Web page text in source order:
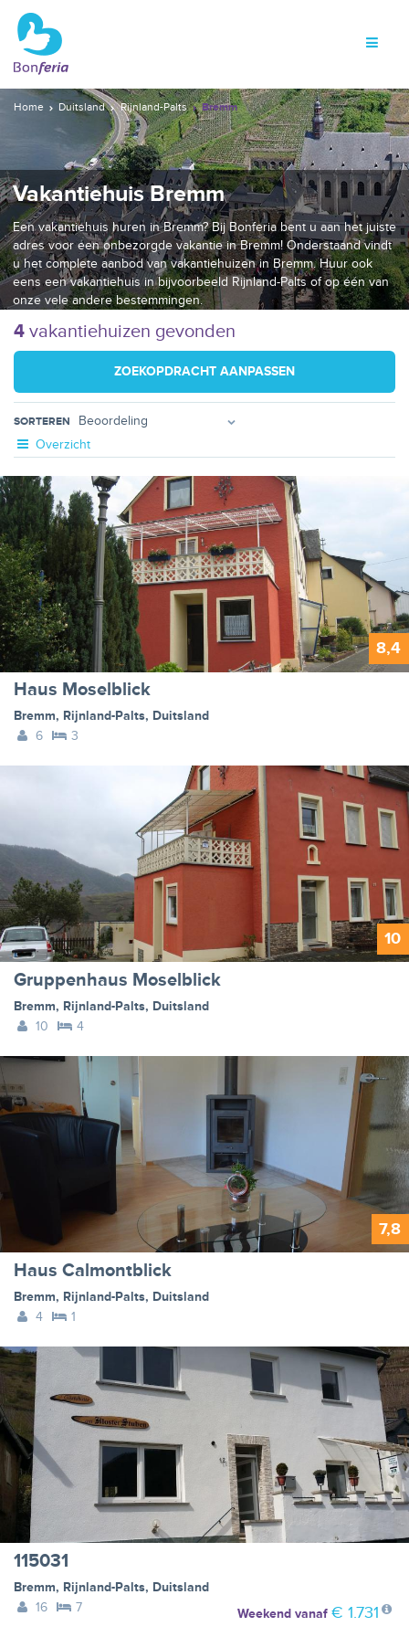
Home Duitsland Rijnland-Palts Bremm
Vakantiehuis Bremm
Een vakantiehuis huren in Bremm? Bij Bonferia bent u aan het juiste
adres voor een onbezorgde vakantie in Bremm! Onderstaand vindt
u het complete aanbod van vakantiehuizen in Bremm. Huur ook
eens een vakantiehuis in bijvoorbeeld Rijnland-Palts of op één van
onze vele andere bestemmingen.
4 vakantiehuizen gevonden
ZOEKOPDRACHT AANPASSEN
SORTEREN
Overzicht
8,4
Haus Moselblick
Bremm, Rijnland-Palts, Duitsland
6
3
10
Gruppenhaus Moselblick
Bremm, Rijnland-Palts, Duitsland
10
4
7,8
Haus Calmontblick
Bremm, Rijnland-Palts, Duitsland
4
1
115031
Bremm, Rijnland-Palts, Duitsland
16
7 Weekendvanaf € 1.731